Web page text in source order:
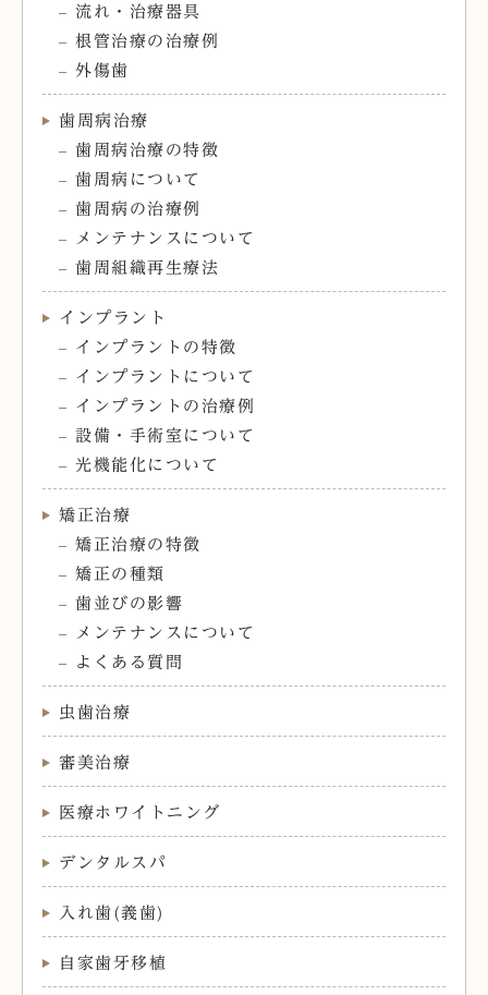
流れ・治療器具
根管治療の治療例
外傷歯
歯周病治療
歯周病治療の特徴
歯周病について
歯周病の治療例
メンテナンスについて
歯周組織再生療法
インプラント
インプラントの特徴
インプラントについて
インプラントの治療例
設備・手術室について
光機能化について
矯正治療
矯正治療の特徴
矯正の種類
歯並びの影響
メンテナンスについて
よくある質問
虫歯治療
審美治療
医療ホワイトニング
デンタルスパ
入れ歯(義歯)
自家歯牙移植